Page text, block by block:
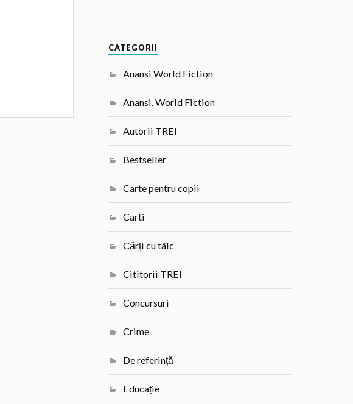
CATEGORII
Anansi World Fiction
Anansi. World Fiction
Autorii TREI
Bestseller
Carte pentru copii
Carti
Cărți cu tâlc
Cititorii TREI
Concursuri
Crime
De referință
Educație